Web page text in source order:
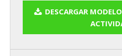
DESCARGAR